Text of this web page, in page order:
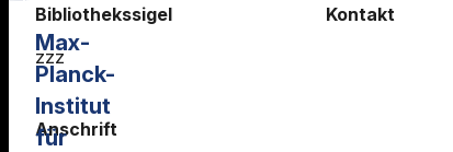
Bibliothekssigel
zzz
Anschrift
Kontakt
Max-
Planck-
Institut
für